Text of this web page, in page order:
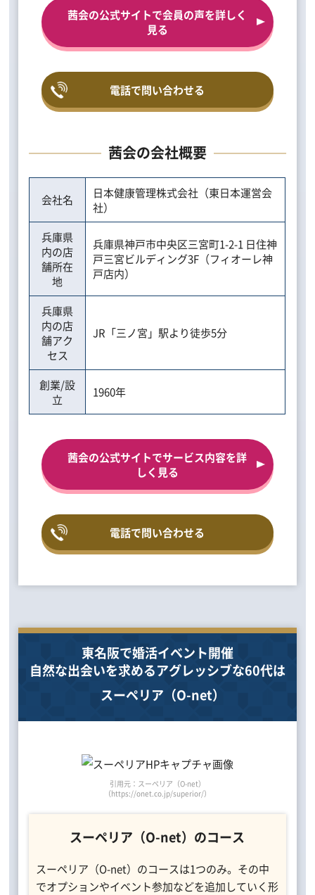
茜会の公式サイトで会員の声を詳しく
見る
電話で問い合わせる
茜会の会社概要
会社名
日本健康管理株式会社（東日本運営会
社）
兵庫県
内の店
舗所在
地
兵庫県神戸市中央区三宮町1-2-1 日住神
戸三宮ビルディング3F（フィオーレ神
戸店内）
兵庫県
内の店
舗アク
セス
JR「三ノ宮」駅より徒歩5分
創業/設
立
1960年
茜会の公式サイトでサービス内容を詳
しく見る
電話で問い合わせる
東名阪で婚活イベント開催
自然な出会いを求めるアグレッシブな60代は
スーペリア（O-net）
引用元：スーペリア（O-net）
（https://onet.co.jp/superior/）
スーペリア（O-net）のコース
スーペリア（O-net）のコースは1つのみ。その中
でオプションやイベント参加などを追加していく形